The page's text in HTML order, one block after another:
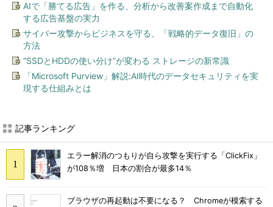
AIで「勝てる広告」を作る、分析から改善案作成まで自動化
する広告基盤の実力
サイバー攻撃からビジネスを守る、「戦略的データ復旧」の
方法
“SSDとHDDの使い分け”が変わる ストレージの新常識
「Microsoft Purview」解説:AI時代のデータセキュリティを実
現する仕組みとは
記事ランキング
エラー解消のつもりが自ら攻撃を実行する「ClickFix」
が108％増 日本の割合が最多14％
ブラウザの再起動は不要になる？ Chromeが模索する